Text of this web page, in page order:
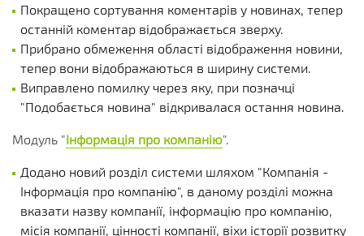
Покращено сортування коментарів у новинах, тепер
останній коментар відображається зверху.
Прибрано обмеження області відображення новини,
тепер вони відображаються в ширину системи.
Виправлено помилку через яку, при позначці
"Подобається новина" відкривалася остання новина.
Модуль "Інформація про компанію".
Додано новий розділ системи шляхом "Компанія -
Інформація про компанію", в даному розділі можна
вказати назву компанії, інформацію про компанію,
місія компанії, цінності компанії, віхи історії розвитку